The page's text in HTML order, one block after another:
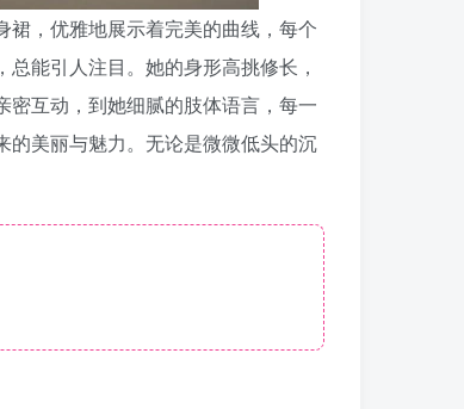
，优雅地展示着完美的曲线，每个
能引人注目。她的身形高挑修长，
互动，到她细腻的肢体语言，每一
的美丽与魅力。无论是微微低头的沉